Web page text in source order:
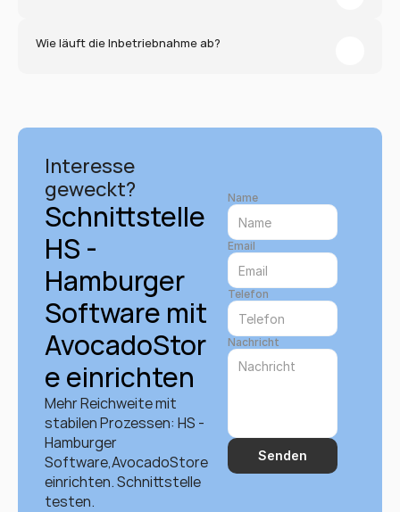
Wie läuft die Inbetriebnahme ab?
Interesse
geweckt?
Schnittstelle
HS -
Hamburger
Software mit
AvocadoStor
e einrichten
Mehr Reichweite mit
stabilen Prozessen: HS -
Hamburger
Software,AvocadoStore
einrichten. Schnittstelle
testen.
Name
Email
Telefon
Nachricht
Senden